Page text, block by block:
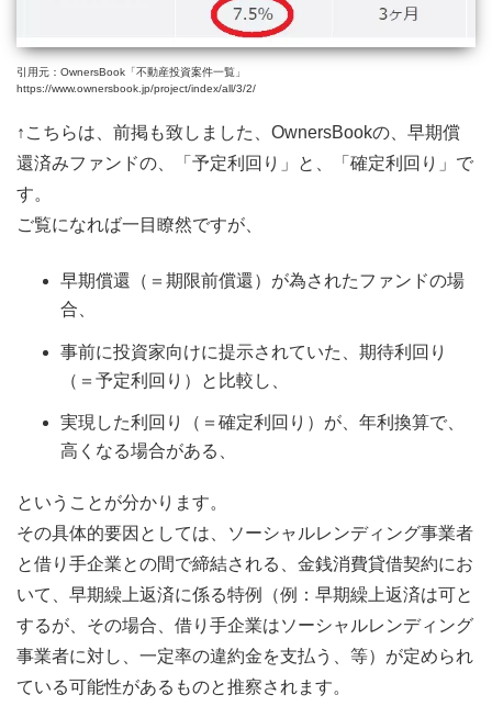
引用元：OwnersBook「不動産投資案件一覧」
https://www.ownersbook.jp/project/index/all/3/2/
↑こちらは、前掲も致しました、OwnersBookの、早期償
還済みファンドの、「予定利回り」と、「確定利回り」で
す。
ご覧になれば一目瞭然ですが、
早期償還（＝期限前償還）が為されたファンドの場
合、
事前に投資家向けに提示されていた、期待利回り
（＝予定利回り）と比較し、
実現した利回り（＝確定利回り）が、年利換算で、
高くなる場合がある、
ということが分かります。
その具体的要因としては、ソーシャルレンディング事業者
と借り手企業との間で締結される、金銭消費貸借契約にお
いて、早期繰上返済に係る特例（例：早期繰上返済は可と
するが、その場合、借り手企業はソーシャルレンディング
事業者に対し、一定率の違約金を支払う、等）が定められ
ている可能性があるものと推察されます。